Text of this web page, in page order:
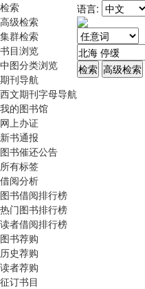
检索
高级检索
集群检索
书目浏览
中图分类浏览
期刊导航
西文期刊字母导航
我的图书馆
网上办证
新书通报
图书催还公告
所有标签
借阅分析
图书借阅排行榜
热门图书排行榜
读者借阅排行榜
图书荐购
历史荐购
读者荐购
征订书目
语言: